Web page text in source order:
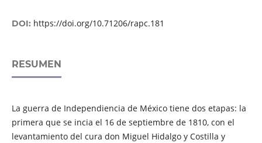
DOI: https://doi.org/10.71206/rapc.181
RESUMEN
La guerra de Independiencia de México tiene dos etapas: la
primera que se incia el 16 de septiembre de 1810, con el
levantamiento del cura don Miguel Hidalgo y Costilla y